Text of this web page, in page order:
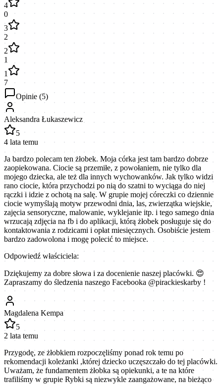
4
0
3
2
2
1
1
7
Opinie (5)
Aleksandra Łukaszewicz
5
4 lata temu
Ja bardzo polecam ten żłobek. Moja córka jest tam bardzo dobrze
zaopiekowana. Ciocie są przemiłe, z powołaniem, nie tylko dla
mojego dziecka, ale też dla innych wychowanków. Jak tylko widzi
rano ciocie, która przychodzi po nią do szatni to wyciąga do niej
rączki i idzie z ochotą na salę. W grupie mojej córeczki co dziennie
ciocie wymyślają motyw przewodni dnia, las, zwierzątka wiejskie,
zajęcia sensoryczne, malowanie, wyklejanie itp. i tego samego dnia
wrzucają zdjęcia na fb i do aplikacji, którą żłobek posługuje się do
kontaktowania z rodzicami i opłat miesięcznych. Osobiście jestem
bardzo zadowolona i mogę polecić to miejsce.
Odpowiedź właściciela:
Dziękujemy za dobre słowa i za docenienie naszej placówki. 😍
Zapraszamy do śledzenia naszego Facebooka @pirackieskarby !
Magdalena Kempa
5
2 lata temu
Przygodę, ze żłobkiem rozpoczęliśmy ponad rok temu po
rekomendacji koleżanki ,której dziecko uczęszczało do tej placówki.
Uważam, że fundamentem żłobka są opiekunki, a te na które
trafiliśmy w grupie Rybki są niezwykle zaangażowane, na bieżąco